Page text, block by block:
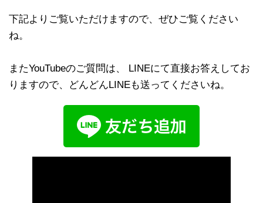
下記よりご覧いただけますので、ぜひご覧ください
ね。
またYouTubeのご質問は、 LINEにて直接お答えしてお
りますので、どんどんLINEも送ってくださいね。